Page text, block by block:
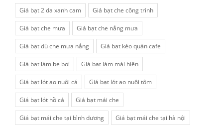
Giá bạt 2 da xanh cam Giá bạt che công trình
Giá bạt che mưa Giá bạt che nắng mưa
Giá bạt dù che mưa nắng Giá bạt kéo quán cafe
Giá bạt làm be bơi Giá bạt làm mái hiên
Giá bạt lót ao nuôi cá Giá bạt lót ao nuôi tôm
Giá bạt lót hồ cá Giá bạt mái che
Giá bạt mái che tại bình dương Giá bạt mái che tại hà nội